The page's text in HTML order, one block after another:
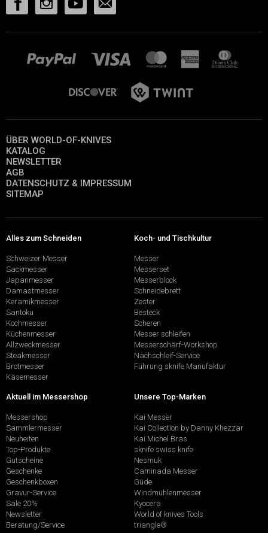
ÜBER WORLD-OF-KNIVES
KATALOG
NEWSLETTER
AGB
DATENSCHUTZ & IMPRESSUM
SITEMAP
Alles zum Schneiden
Schweizer Messer
Sackmesser
Japanmesser
Damastmesser
Keramikmesser
Santoku
Kochmesser
Küchenmesser
Allzweckmesser
Steakmesser
Brotmesser
Käsemesser
Koch- und Tischkultur
Messer
Messerset
Messerblock
Schneidebrett
Zester
Besteck
Scheren
Messer schleifen
Messerschärf-Workshop
Nachschleif-Service
Führung sknife Manufaktur
Aktuell im Messershop
Messershop
Sammlermesser
Neuheiten
Top-Produkte
Gutscheine
Geschenke
Geschenkboxen
Gravur-Service
Sale 20%
Newsletter
Beratung/Service
Unsere Top-Marken
Kai Messer
Kai Collection by Danny Khezzar
Kai Michel Bras
sknife swiss knife
Nesmuk
Caminada Messer
Güde
Windmühlenmesser
Kyocera
World of knives Tools
triangle®